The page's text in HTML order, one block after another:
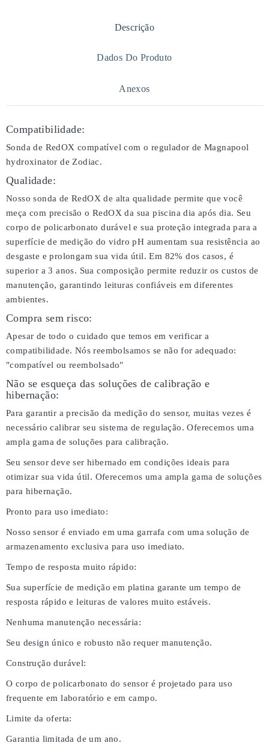
Descrição
Dados Do Produto
Anexos
Compatibilidade:
Sonda de RedOX compatível com o regulador de Magnapool
hydroxinator de Zodiac.
Qualidade:
Nosso sonda de RedOX de alta qualidade permite que você
meça com precisão o RedOX da sua piscina dia após dia. Seu
corpo de policarbonato durável e sua proteção integrada para a
superfície de medição do vidro pH aumentam sua resistência ao
desgaste e prolongam sua vida útil. Em 82% dos casos, é
superior a 3 anos. Sua composição permite reduzir os custos de
manutenção, garantindo leituras confiáveis em diferentes
ambientes.
Compra sem risco:
Apesar de todo o cuidado que temos em verificar a
compatibilidade. Nós reembolsamos se não for adequado:
"compatível ou reembolsado"
Não se esqueça das soluções de calibração e
hibernação:
Para garantir a precisão da medição do sensor, muitas vezes é
necessário calibrar seu sistema de regulação. Oferecemos uma
ampla gama de soluções para calibração.
Seu sensor deve ser hibernado em condições ideais para
otimizar sua vida útil. Oferecemos uma ampla gama de soluções
para hibernação.
Pronto para uso imediato:
Nosso sensor é enviado em uma garrafa com uma solução de
armazenamento exclusiva para uso imediato.
Tempo de resposta muito rápido:
Sua superfície de medição em platina garante um tempo de
resposta rápido e leituras de valores muito estáveis.
Nenhuma manutenção necessária:
Seu design único e robusto não requer manutenção.
Construção durável:
O corpo de policarbonato do sensor é projetado para uso
frequente em laboratório e em campo.
Limite da oferta:
Garantia limitada de um ano.